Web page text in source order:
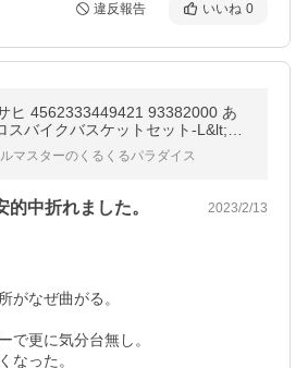
違反報告 いいね 0
あ
スバイクバスケットセット-L&lt;br
マスターのくるくるパラダイス
中折れました。 2023/2/13
がなぜ曲がる。
で更に気分台無し。
なった。